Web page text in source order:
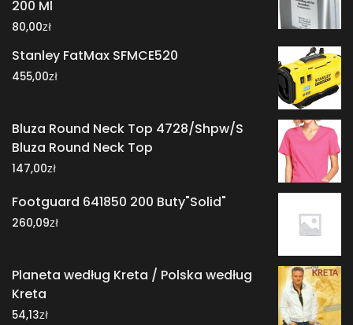
200 Ml
80,00zł
Stanley FatMax SFMCE520
455,00zł
Bluza Round Neck Top 4728/Shpw/S
Bluza Round Neck Top
147,00zł
Footguard 641850 200 Buty"Solid"
260,09zł
Planeta według Kreta / Polska według
Kreta
54,13zł